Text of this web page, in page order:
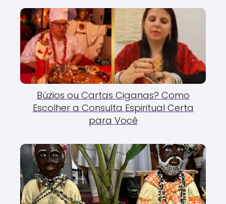
Búzios ou Cartas Ciganas? Como
Escolher a Consulta Espiritual Certa
para Você